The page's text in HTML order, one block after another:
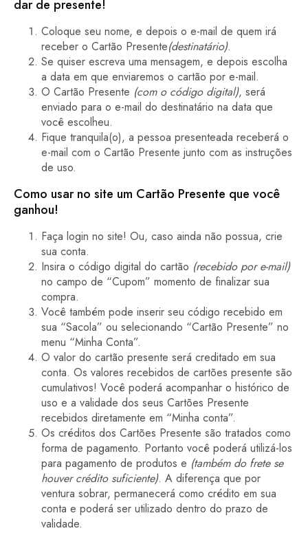
dar de presente!
Coloque seu nome, e depois o e-mail de quem irá
receber o Cartão Presente(destinatário).
Se quiser escreva uma mensagem, e depois escolha
a data em que enviaremos o cartão por e-mail.
O Cartão Presente (com o código digital), será
enviado para o e-mail do destinatário na data que
você escolheu.
Fique tranquila(o), a pessoa presenteada receberá o
e-mail com o Cartão Presente junto com as instruções
de uso.
Como usarno site um Cartão Presente que você
ganhou!
Faça login no site! Ou, caso ainda não possua, crie
sua conta.
Insira o código digital do cartão (recebido por e-mail)
no campo de “Cupom” momento de finalizar sua
compra.
Você também pode inserir seu código recebido em
sua “Sacola” ou selecionando “Cartão Presente” no
menu “Minha Conta”.
O valor do cartão presente será creditado em sua
conta. Os valores recebidos de cartões presente são
cumulativos! Você poderá acompanhar o histórico de
uso e a validade dos seus Cartões Presente
recebidos diretamente em “Minha conta”.
Os créditos dos Cartões Presente são tratados como
forma de pagamento. Portanto você poderá utilizá-los
para pagamento de produtos e (também do frete se
houver crédito suficiente). A diferença que por
ventura sobrar, permanecerá como crédito em sua
conta e poderá ser utilizado dentro do prazo de
validade.